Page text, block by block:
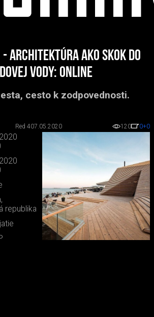
- architektúra ako skok do
vody: ONLINE
cesto k zodpovednosti.
Red 407.05.2020 120 0+0
republika